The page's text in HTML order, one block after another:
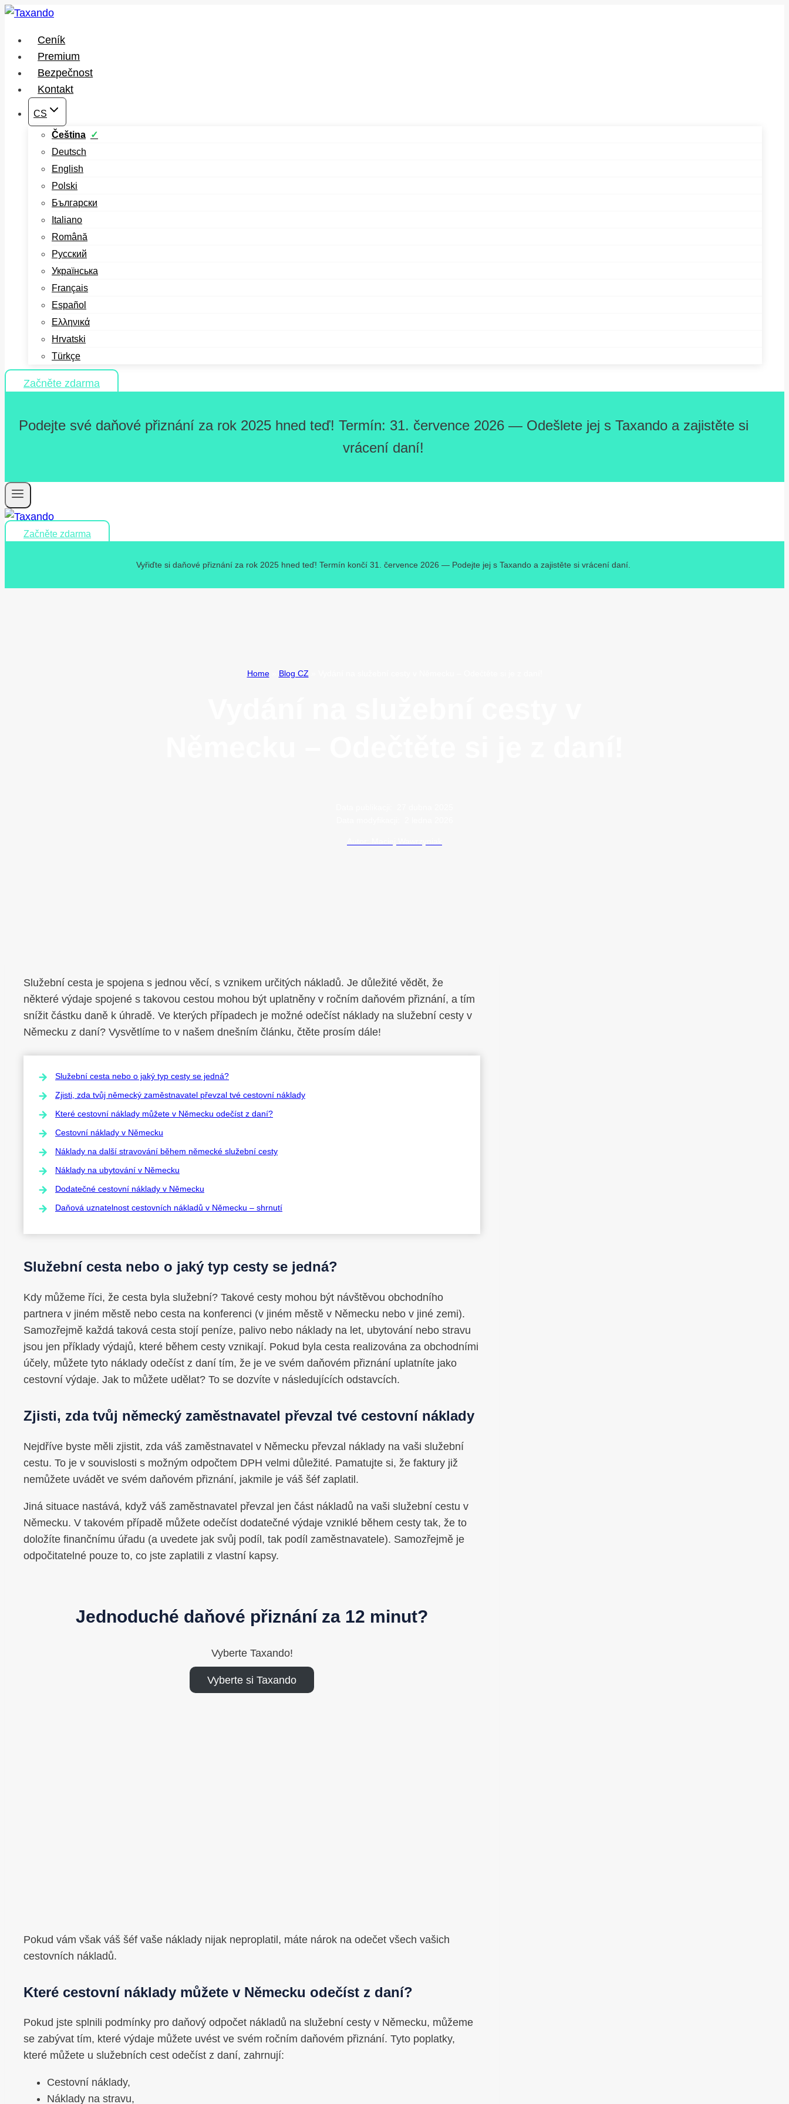
Přeskočit
obsah
Ceník
Premium
Bezpečnost
Kontakt
CS
Čeština
Deutsch
English
Polski
Български
Italiano
Română
Русский
Українська
Français
Español
Ελληνικά
Hrvatski
Türkçe
Začněte zdarma
Podejte své daňové přiznání za rok 2025 hned teď! Termín: 31. července 2026 — Odešlete jej s Taxando a zajistěte si
vrácení daní!
Začněte zdarma
Vyřiďte si daňové přiznání za rok 2025 hned teď! Termín končí 31. července 2026 — Podejte jej s Taxando a zajistěte si vrácení daní.
Home» Blog CZ
Služební cesta je spojena s jednou věcí, s vznikem určitých nákladů. Je důležité vědět, že
některé výdaje spojené s takovou cestou mohou být uplatněny v ročním daňovém přiznání, a tím
snížit částku daně k úhradě. Ve kterých případech je možné odečíst náklady na služební cesty v
Německu z daní? Vysvětlíme to v našem dnešním článku, čtěte prosím dále!
Služební cesta nebo o jaký typ cesty se jedná?
Zjisti, zda tvůj německý zaměstnavatel převzal tvé cestovní náklady
Které cestovní náklady můžete v Německu odečíst z daní?
Cestovní náklady v Německu
Náklady na další stravování během německé služební cesty
Náklady na ubytování v Německu
Dodatečné cestovní náklady v Německu
Daňová uznatelnost cestovních nákladů v Německu – shrnutí
Služební cesta nebo o jaký typ cesty se jedná?
Kdy můžeme říci, že cesta byla služební? Takové cesty mohou být návštěvou obchodního
partnera v jiném městě nebo cesta na konferenci (v jiném městě v Německu nebo v jiné zemi).
Samozřejmě každá taková cesta stojí peníze, palivo nebo náklady na let, ubytování nebo stravu
jsou jen příklady výdajů, které během cesty vznikají. Pokud byla cesta realizována za obchodními
účely, můžete tyto náklady odečíst z daní tím, že je ve svém daňovém přiznání uplatníte jako
cestovní výdaje. Jak to můžete udělat? To se dozvíte v následujících odstavcích.
Zjisti, zda tvůj německý zaměstnavatel převzal tvé cestovní náklady
Nejdříve byste měli zjistit, zda váš zaměstnavatel v Německu převzal náklady na vaši služební
cestu. To je v souvislosti s možným odpočtem DPH velmi důležité. Pamatujte si, že faktury již
nemůžete uvádět ve svém daňovém přiznání, jakmile je váš šéf zaplatil.
Jiná situace nastává, když váš zaměstnavatel převzal jen část nákladů na vaši služební cestu v
Německu. V takovém případě můžete odečíst dodatečné výdaje vzniklé během cesty tak, že to
doložíte finančnímu úřadu (a uvedete jak svůj podíl, tak podíl zaměstnavatele). Samozřejmě je
odpočitatelné pouze to, co jste zaplatili z vlastní kapsy.
Jednoduché daňové přiznání za 12 minut?
Vyberte Taxando!
Vyberte si Taxando
Pokud vám však váš šéf vaše náklady nijak neproplatil, máte nárok na odečet všech vašich
cestovních nákladů.
Které cestovní náklady můžete v Německu odečíst z daní?
Pokud jste splnili podmínky pro daňový odpočet nákladů na služební cesty v Německu, můžeme
se zabývat tím, které výdaje můžete uvést ve svém ročním daňovém přiznání. Tyto poplatky,
které můžete u služebních cest odečíst z daní, zahrnují:
Cestovní náklady,
Náklady na stravu,